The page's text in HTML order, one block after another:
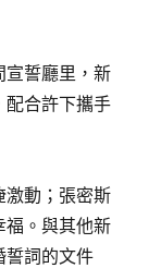
宣誓廳里，新
配合許下攜手
激動；張密斯
福。與其他新
誓詞的文件